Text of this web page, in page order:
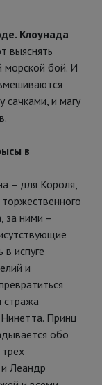
Клоунада
выяснять
морской бой. И
сачками, и магу
в
– для Короля,
за ними –
испуге
и
стража
Принц
обо
Леандр